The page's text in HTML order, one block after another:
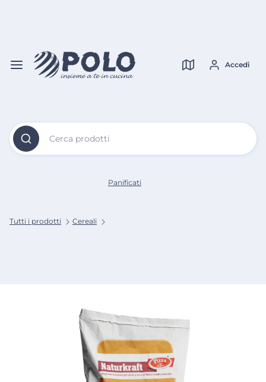
Cerca prodotti
Accedi
Tutti i prodotti Cereali
Panificati